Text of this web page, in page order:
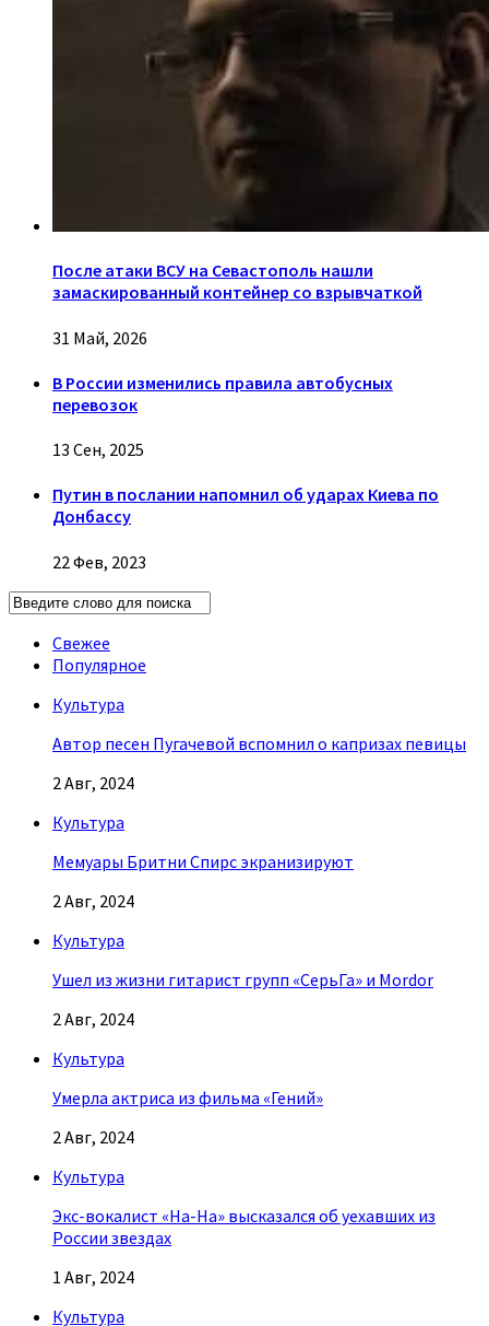
После атаки ВСУ на Севастополь нашли
замаскированный контейнер со взрывчаткой
31 Май, 2026
В России изменились правила автобусных
перевозок
13 Сен, 2025
Путин в послании напомнил об ударах Киева по
Донбассу
22 Фев, 2023
Свежее
Популярное
Культура
Автор песен Пугачевой вспомнил о капризах певицы
2 Авг, 2024
Культура
Мемуары Бритни Спирс экранизируют
2 Авг, 2024
Культура
Ушел из жизни гитарист групп «СерьГа» и Mordor
2 Авг, 2024
Культура
Умерла актриса из фильма «Гений»
2 Авг, 2024
Культура
Экс-вокалист «На-На» высказался об уехавших из
России звездах
1 Авг, 2024
Культура